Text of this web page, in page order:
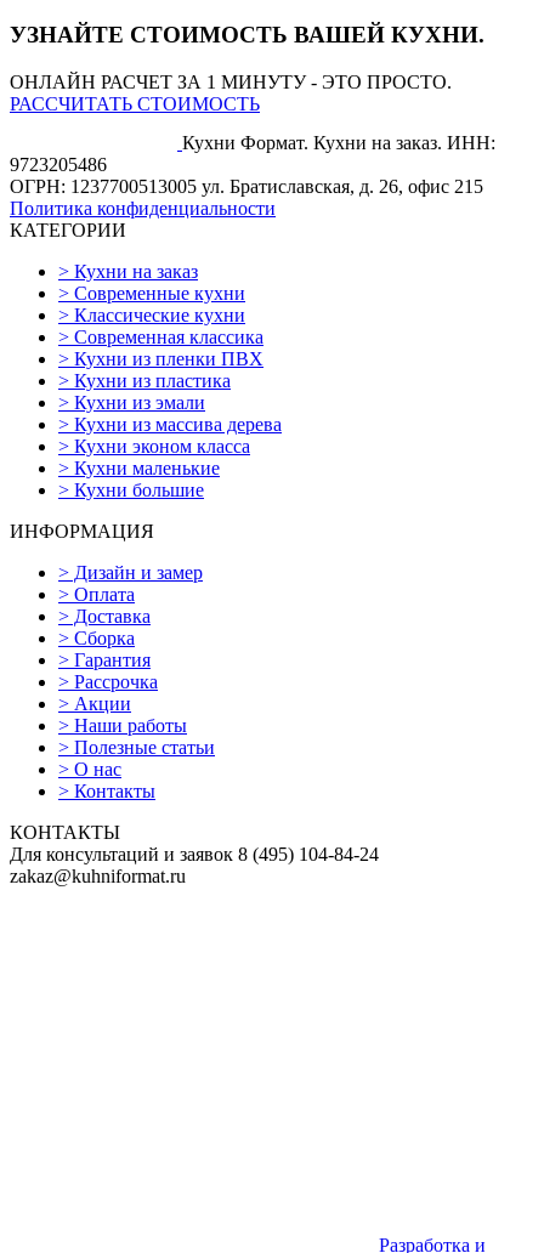
УЗНАЙТЕ СТОИМОСТЬ ВАШЕЙ КУХНИ.
ОНЛАЙН РАСЧЕТ ЗА 1 МИНУТУ - ЭТО ПРОСТО.
РАССЧИТАТЬ СТОИМОСТЬ
Кухни Формат. Кухни на заказ. ИНН:
9723205486
ОГРН: 1237700513005 ул. Братиславская, д. 26, офис 215
Политика конфиденциальности
КАТЕГОРИИ
> Кухни на заказ
> Современные кухни
> Классические кухни
> Современная классика
> Кухни из пленки ПВХ
> Кухни из пластика
> Кухни из эмали
> Кухни из массива дерева
> Кухни эконом класса
> Кухни маленькие
> Кухни большие
ИНФОРМАЦИЯ
> Дизайн и замер
> Оплата
> Доставка
> Сборка
> Гарантия
> Рассрочка
> Акции
> Наши работы
> Полезные статьи
> О нас
> Контакты
КОНТАКТЫ
Для консультаций и заявок 8 (495) 104-84-24
zakaz@kuhniformat.ru
Разработка и